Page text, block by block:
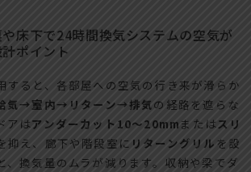
床下で24時間換気システムの空気が
ポイント
すると、各部屋への空気の行き来が滑らか
気→室内→リターン→排気の経路を遮らな
アはアンダーカット10〜20mm またはスリ
抑え、廊下や階段室に リターングリル を設
、換気量のムラが減ります。収納や梁でダ